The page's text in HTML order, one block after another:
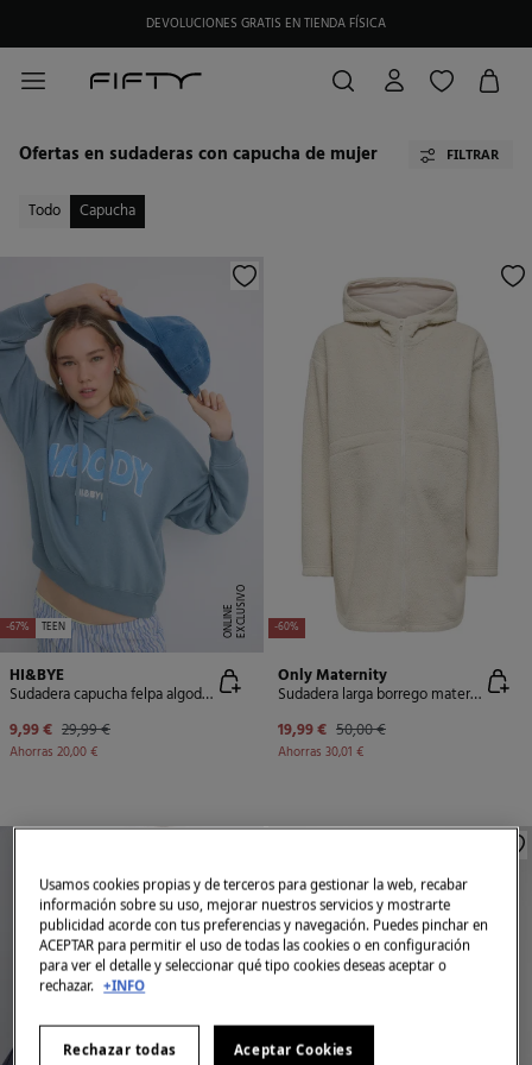
HAZTE SOCIO DE MY FIFTY CLUB Y RECIBE EXCLUSIVAS PROMOCIONES.
Ofertas en sudaderas con capucha de mujer FILTRAR
Todo Capucha
-67% TEEN E
X
C
L
U
SI
V
O
O
N
LI
N
E
HI&BYE
Sudadera capucha felpa algodón gris
9,99 € 29,99 €
Ahorras 20,00 €
-60%
Only Maternity
Sudadera larga borrego maternity
19,99 € 50,00 €
Ahorras 30,01 €
Usamos cookies propias y de terceros para gestionar la web, recabar
información sobre su uso, mejorar nuestros servicios y mostrarte
publicidad acorde con tus preferencias y navegación. Puedes pinchar en
ACEPTAR para permitir el uso de todas las cookies o en configuración
para ver el detalle y seleccionar qué tipo cookies deseas aceptar o
rechazar. +INFO
Rechazar todas Aceptar Cookies